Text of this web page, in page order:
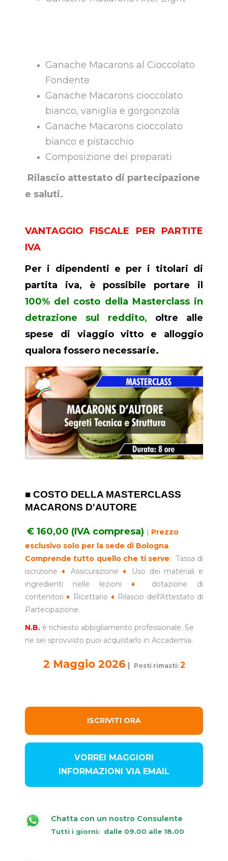
Ganache Macarons al Cioccolato
Fondente
Ganache Macarons cioccolato
bianco, vaniglia e gorgonzola
Ganache Macarons cioccolato
bianco e pistacchio
Composizione dei preparati
Rilascio attestato di partecipazione
e saluti.
VANTAGGIO FISCALE PER PARTITE
IVA
Per i dipendenti e per i titolari di
partita iva, è possibile portare il
100% del costo della Masterclass in
detrazione sul reddito, oltre alle
spese di viaggio vitto e alloggio
qualora fossero necessarie.
■ COSTO DELLA MASTERCLASS
MACARONS D'AUTORE
€ 160,00 (IVA compresa) | Prezzo
esclusivo solo per la sede di Bologna
Comprende tutto quello che ti serve: Tassa di
iscrizione ♦ Assicurazione ♦
Uso dei materiali e
ingredienti nelle lezioni ♦
dotazione di
contenitori ♦ Ricettario ♦ Rilascio dell'Attestato di
Partecipazione.
N.B. è richiesto abbigliamento professionale. Se
ne sei sprovvisto puoi acquistarlo in Accademia.
2 Maggio2026 | Posti rimasti: 2
ISCRIVITI ORA
VORREI MAGGIORI
INFORMAZIONI VIA EMAIL
Chatta con un nostro Consulente
Tutti i giorni: dalle 09.00 alle 18.00